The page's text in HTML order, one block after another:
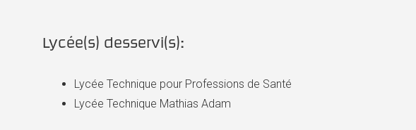
Lycée(s) desservi(s):
Lycée Technique pour Professions de Santé
Lycée Technique Mathias Adam